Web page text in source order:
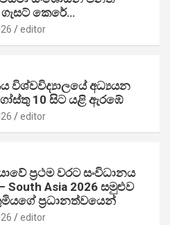
කෙරේ…
editor
විශ්වවිද්‍යාලයේ අධ්‍යයන
10 සිට යළි ඇරඹේ
editor
ප්‍රථම වරට සංවිධානය
South Asia 2026 සමුළුව
ප්‍රධානත්වයෙන්
editor